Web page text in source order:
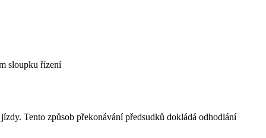
sloupku řízení
Tento způsob překonávání předsudků dokládá odhodlání